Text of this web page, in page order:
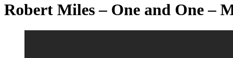
Robert Miles – One and One –